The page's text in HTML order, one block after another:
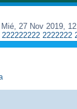
Mié, 27 Nov 2019,
2222222